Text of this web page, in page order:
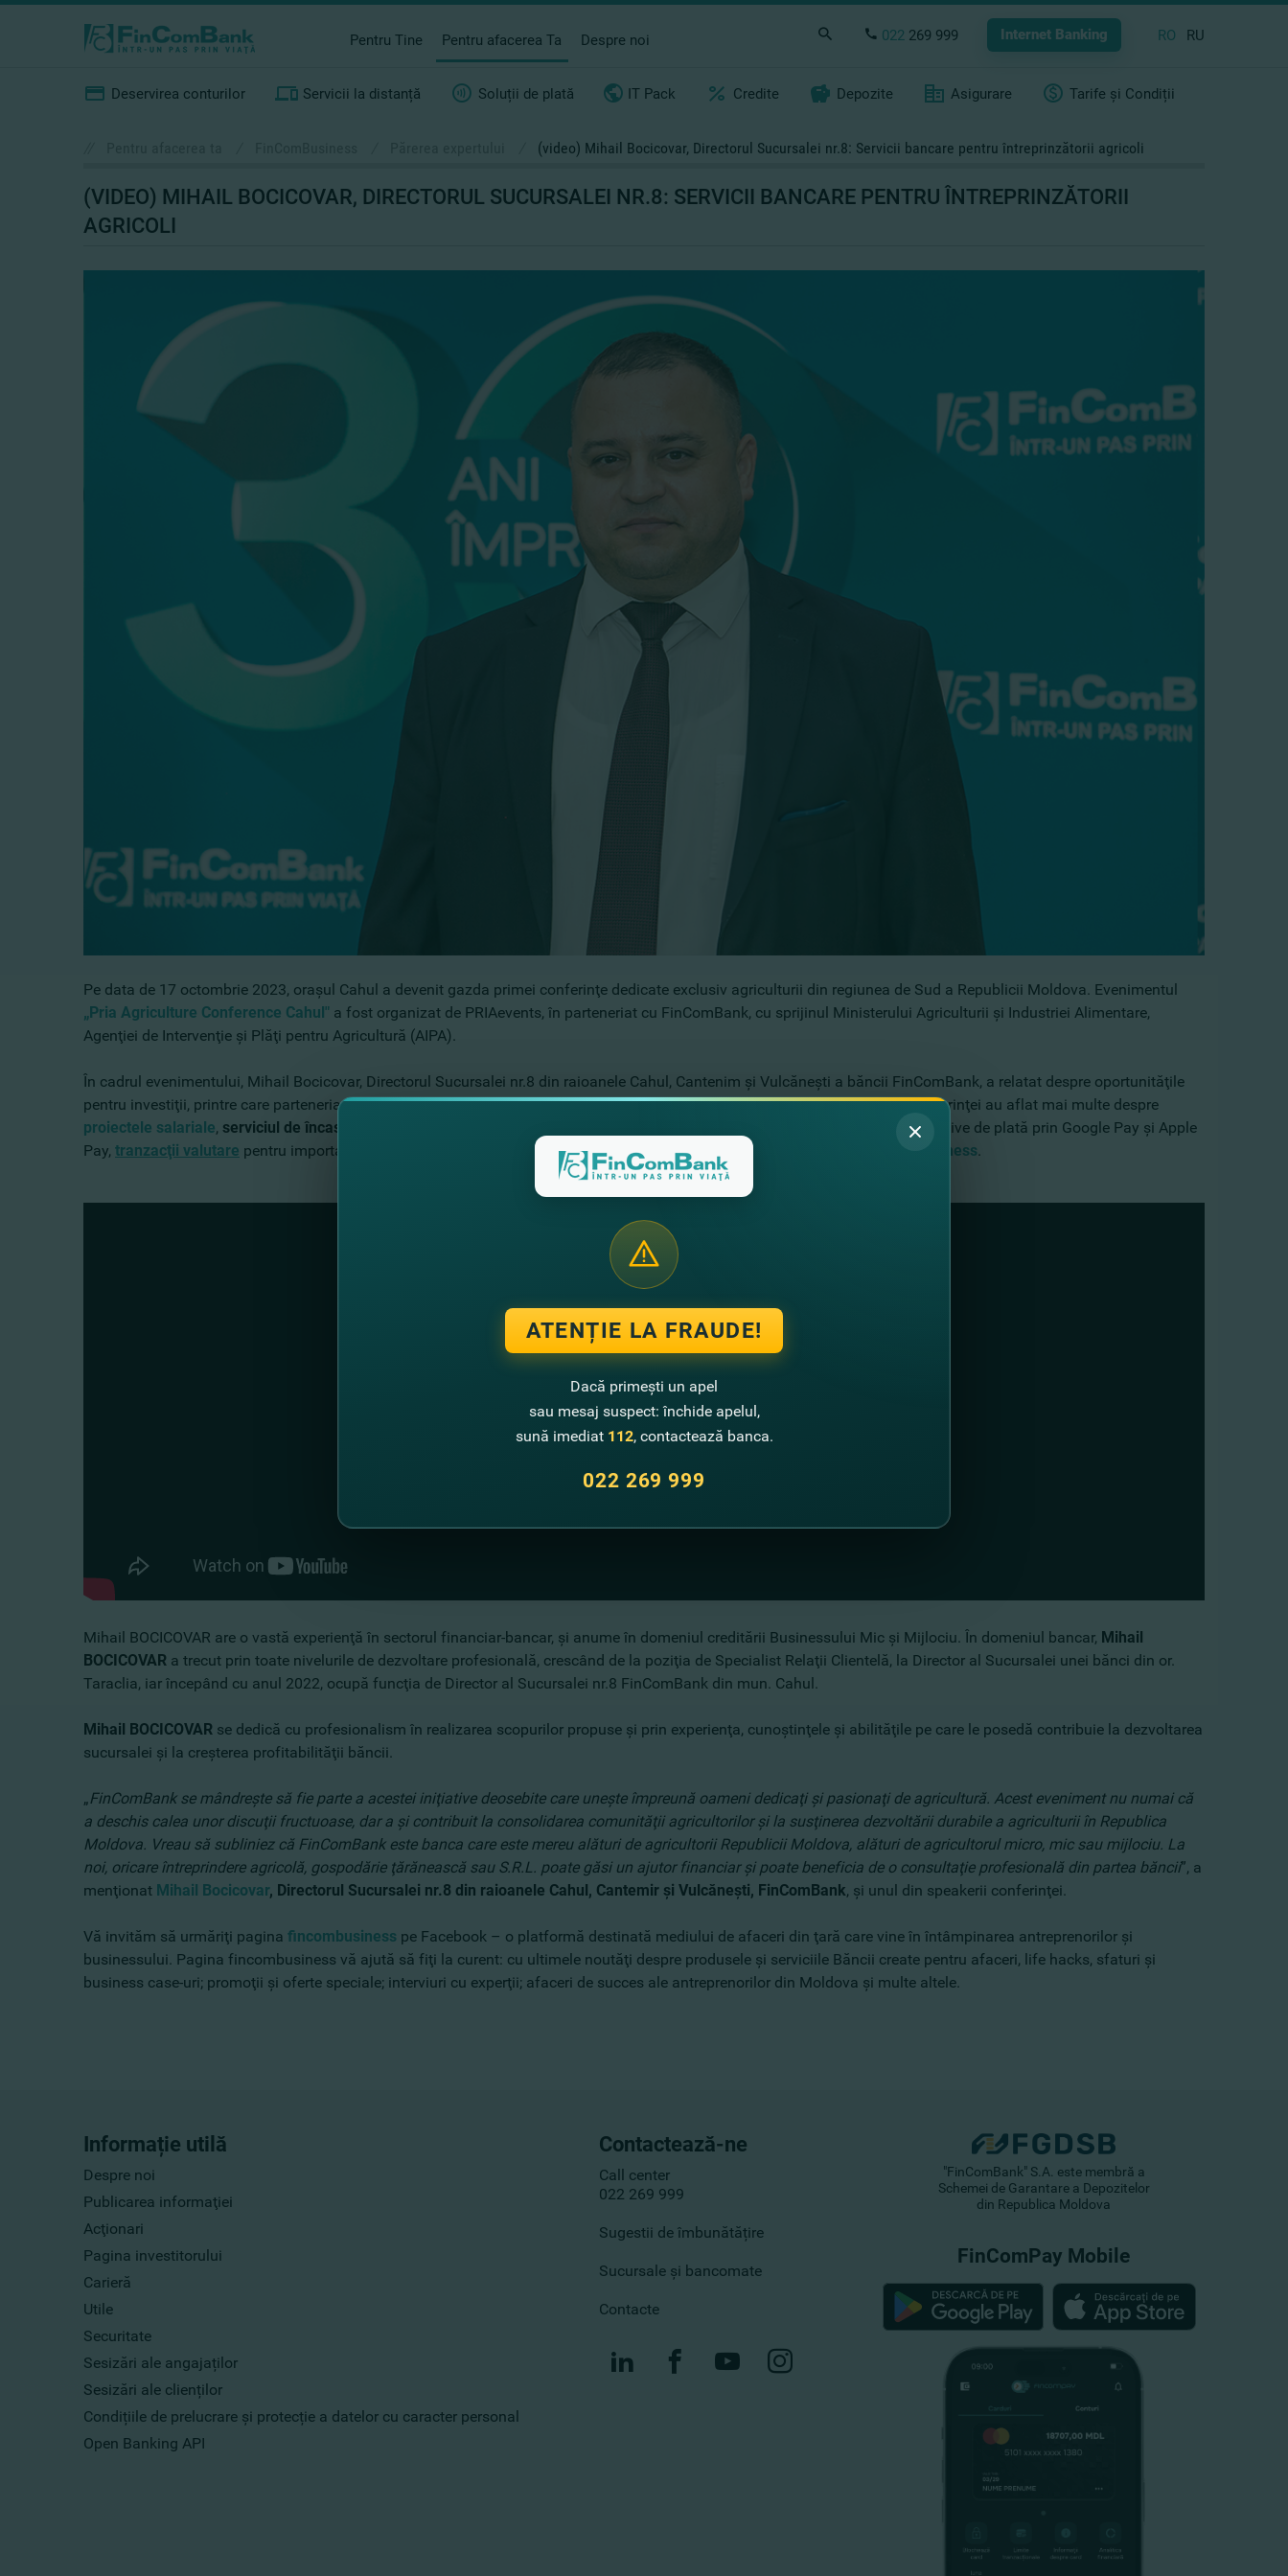
Pentru Tine Pentru afacerea Ta Despre noi 022 269 999 Internet Banking RO RU
Deservirea conturilor Servicii la distanță Soluții de plată IT Pack Credite Depozite Asigurare Tarife și Condiții
(video) Mihail Bocicovar, Directorul Sucursalei nr.8: Servicii bancare pentru întreprinzătorii agricoli
(VIDEO) MIHAIL BOCICOVAR, DIRECTORUL SUCURSALEI NR.8: SERVICII BANCARE PENTRU ÎNTREPRINZĂTORII
AGRICOLI
Pe data de 17 octombrie 2023, oraşul Cahul a devenit gazda primei conferinţe dedicate exclusiv agriculturii din regiunea de Sud a Republicii Moldova. Evenimentul
„Pria Agriculture Conference Cahul" a fost organizat de PRIAevents, în parteneriat cu FinComBank, cu sprijinul Ministerului Agriculturii şi Industriei Alimentare,
Agenţiei de Intervenţie şi Plăţi pentru Agricultură (AIPA).
În cadrul evenimentului, Mihail Bocicovar, Directorul Sucursalei nr.8 din raioanele Cahul, Cantenim şi Vulcăneşti a băncii FinComBank, a relatat despre oportunităţile
pentru investiţii, printre care parteneriatul cuLivada Moldoveişi despreProgramul „373”. Mai mult decât atât, participanţii conferinţei au aflat mai multe despre
proiectele salariale, serviciul de încasare
ce oferă metode alternative de plată prin Google Pay şi Apple
Pay, tranzacţii valutare pentru importatori şi exportatori, pentru business, Internet Banking şi FinComPay Business
Mihail BOCICOVAR are o vastă experienţă în sectorul financiar-bancar, şi anume în domeniul creditării Businessului Mic şi Mijlociu. În domeniul bancar, Mihail
BOCICOVAR a trecut prin toate nivelurile de dezvoltare profesională, crescând de la poziţia de Specialist Relaţii Clientelă, la Director al Sucursalei unei bănci din or.
Taraclia, iar începând cu anul 2022, ocupă funcţia de Director al Sucursalei nr.8 FinComBank din mun. Cahul.
Mihail BOCICOVAR se dedică cu profesionalism în realizarea scopurilor propuse şi prin experienţa, cunoştinţele şi abilităţile pe care le posedă contribuie la dezvoltarea
sucursalei şi la creşterea profitabilităţii băncii.
„FinComBank se mândreşte să fie parte a acestei iniţiative deosebite care uneşte împreună oameni dedicaţi şi pasionaţi de agricultură. Acest eveniment nu numai că
a deschis calea unor discuţii fructuoase, dar a şi contribuit la consolidarea comunităţii agricultorilor şi la susţinerea dezvoltării durabile a agriculturii în Republica
Moldova. Vreau să subliniez că FinComBank este banca care este mereu alături de agricultorii Republicii Moldova, alături de agricultorul micro, mic sau mijlociu. La
noi, oricare întreprindere agricolă, gospodărie ţărănească sau S.R.L. poate găsi un ajutor financiar şi poate beneficia de o consultaţie profesională din partea băncii”, a
menţionat Mihail Bocicovar, Directorul Sucursalei nr.8 din raioanele Cahul, Cantemir şi Vulcăneşti, FinComBank, şi unul din speakerii conferinţei.
Vă invităm să urmăriţi pagina fincombusiness pe Facebook – o platformă destinată mediului de afaceri din ţară care vine în întâmpinarea antreprenorilor şi
businessului. Pagina fincombusiness vă ajută să fiţi la curent: cu ultimele noutăţi despre produsele şi serviciile Băncii create pentru afaceri, life hacks, sfaturi şi
business case-uri; promoţii şi oferte speciale; interviuri cu experţii; afaceri de succes ale antreprenorilor din Moldova şi multe altele.
Informație utilă
Despre noi
Publicarea informaţiei
Acţionari
Pagina investitorului
Carieră
Utile
Securitate
Sesizări ale angajaților
Sesizări ale clienților
Condițiile de prelucrare și protecție a datelor cu caracter personal
Open Banking API
Contactează-ne
Call center
022 269 999
Sugestii de îmbunătățire
Sucursale și bancomate
Contacte
"FinComBank" S.A. este membră a
Schemei de Garantare a Depozitelor
din Republica Moldova
FinComPay Mobile
ATENȚIE LA FRAUDE!
Dacă primești un apel
sau mesaj suspect: închide apelul,
sună imediat 112, contactează banca.
022 269 999